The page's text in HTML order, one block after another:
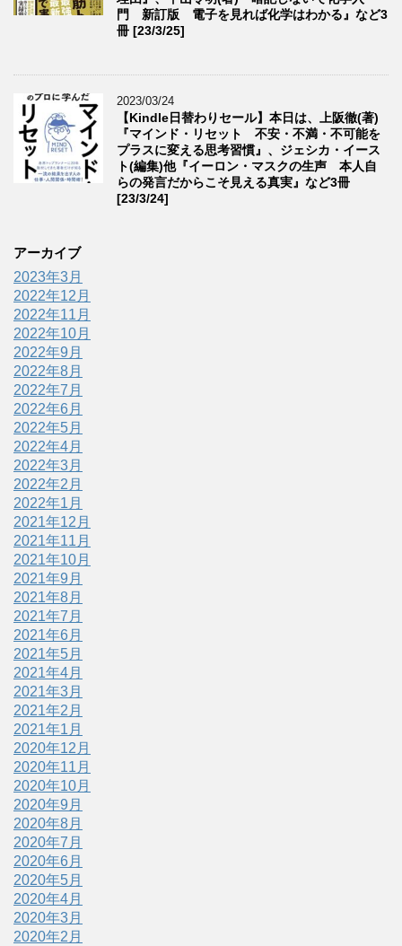
門 新訂版 電子を見れば化学はわかる』など3
冊 [23/3/25]
2023/03/24
【Kindle日替わりセール】本日は、上阪徹(著)
『マインド・リセット 不安・不満・不可能を
プラスに変える思考習慣』、ジェシカ・イース
ト(編集)他『イーロン・マスクの生声 本人自
らの発言だからこそ見える真実』など3冊
[23/3/24]
アーカイブ
2023年3月
2022年12月
2022年11月
2022年10月
2022年9月
2022年8月
2022年7月
2022年6月
2022年5月
2022年4月
2022年3月
2022年2月
2022年1月
2021年12月
2021年11月
2021年10月
2021年9月
2021年8月
2021年7月
2021年6月
2021年5月
2021年4月
2021年3月
2021年2月
2021年1月
2020年12月
2020年11月
2020年10月
2020年9月
2020年8月
2020年7月
2020年6月
2020年5月
2020年4月
2020年3月
2020年2月